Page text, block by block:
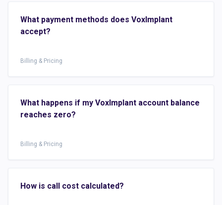
What payment methods does VoxImplant
accept?
Billing & Pricing
What happens if my VoxImplant account balance
reaches zero?
Billing & Pricing
How is call cost calculated?